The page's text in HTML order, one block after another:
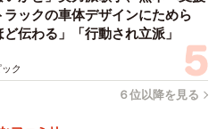
熱心であり、教育にかけるお
ほとんどです
んが多い学校では、『みんな
から』などと周りに流されて
ックの車体デザインにためら
伝わる」「行動され立派」
ク
６位以降を見る